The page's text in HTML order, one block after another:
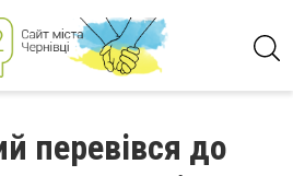
перевівся до